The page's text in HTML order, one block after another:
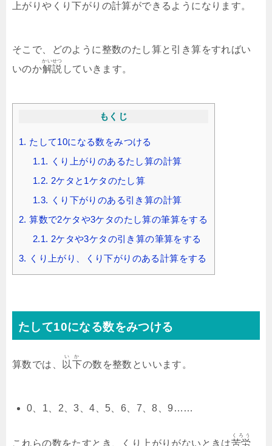
上がりやくり下がりの計算ができるようになります。
そこで、どのように整数のたし算と引き算をすればい
いのか解説
かいせつ
していきます。
もくじ
1. たして10になる数をみつける
1.1. くり上がりのあるたし算の計算
1.2. 2ケタと1ケタのたし算
1.3. くり下がりのある引き算の計算
2. 算数で2ケタや3ケタのたし算の筆算をする
2.1. 2ケタや3ケタの引き算の筆算をする
3. くり上がり、くり下がりのある計算をする
たして10になる数をみつける
算数では、 以下
いか
の数を整数といいます。
0、1、2、3、4、5、6、7、8、9……
これらの数をたすとき、くり上がりがないときは苦労
くろう